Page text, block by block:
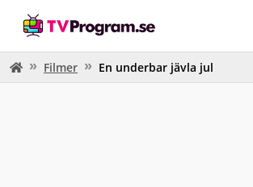
Filmer En underbar jävla jul